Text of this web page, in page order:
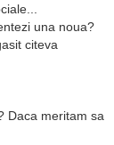
una noua?
citeva
Daca meritam sa